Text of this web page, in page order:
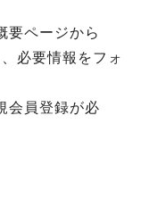
要ページから
必要情報をフォ
会員登録が必